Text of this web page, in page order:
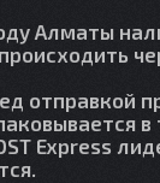
Алматы
отправкой
Express